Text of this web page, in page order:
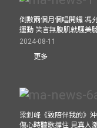
倒數兩個月個唱開鑼 馮
運動 笑言無腹肌就騷美
2024-08-11
更多
梁釗峰《致陪伴我的》
傷心時聽歌撐住 見真人